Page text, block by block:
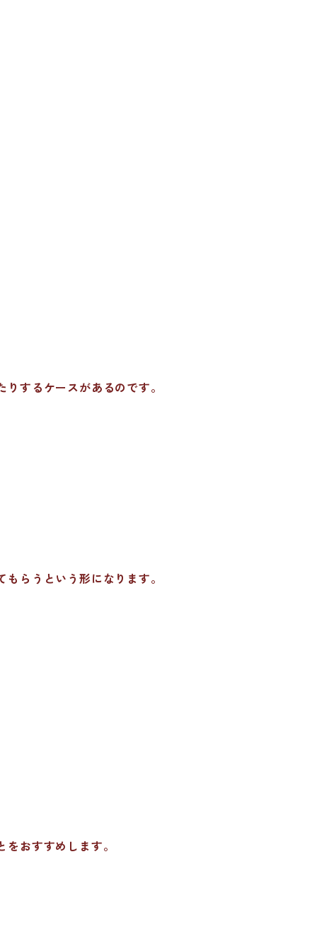
するケースがあるのです。
らうという形になります。
おすすめします。